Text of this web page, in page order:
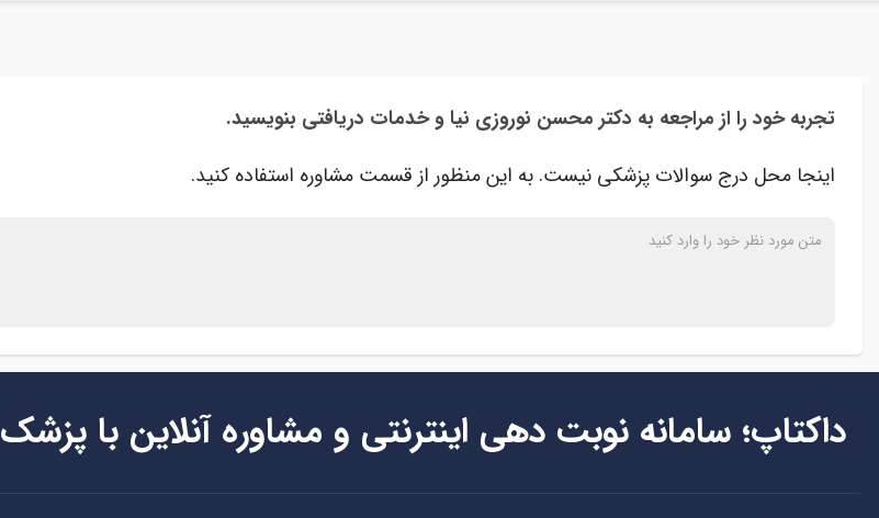
تجربه خود را از مراجعه به دکتر محسن نوروزی نیا و خدمات دریافتی بنویسید.
اینجا محل درج سوالات پزشکی نیست. به این منظور از قسمت مشاوره استفاده کنید.
داکتاپ؛ سامانه نوبت دهی اینترنتی و مشاوره آنلاین با پزشک